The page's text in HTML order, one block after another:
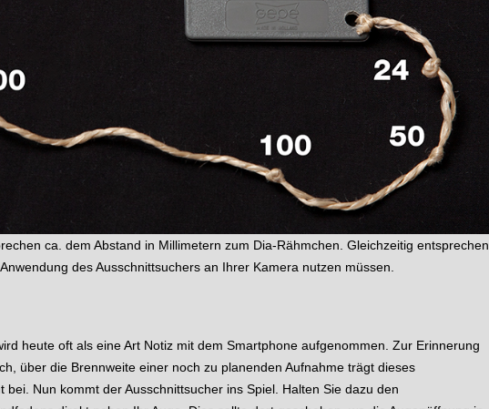
ca. dem Abstand in Millimetern zum Dia-Rähmchen. Gleichzeitig entsprechen
des Ausschnittsuchers an Ihrer Kamera nutzen müssen.
heute oft als eine Art Notiz mit dem Smartphone aufgenommen. Zur Erinnerung
über die Brennweite einer noch zu planenden Aufnahme trägt dieses
bei. Nun kommt der Ausschnittsucher ins Spiel. Halten Sie dazu den